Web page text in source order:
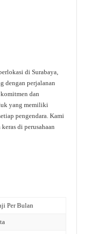
di Surabaya,
dengan perjalanan
dan
yang memiliki
pengendara. Kami
di perusahaan
Per Bulan